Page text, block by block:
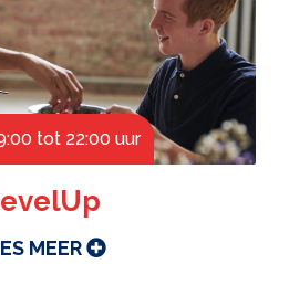
tot 22:00 uur
MEER